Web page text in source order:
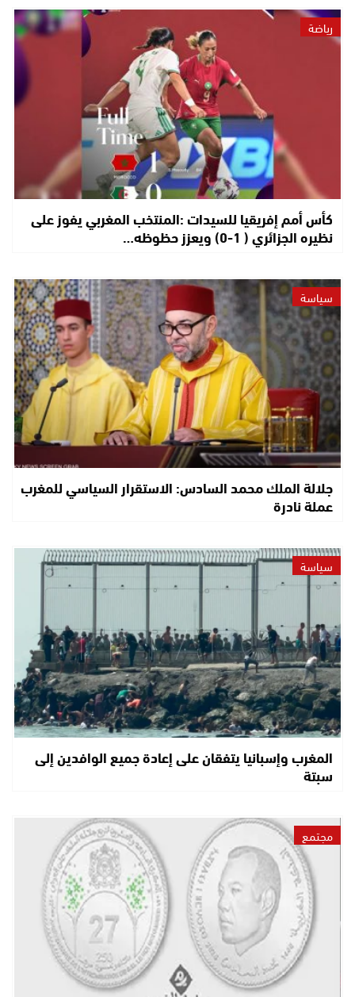
رياضة
كأس أمم إفريقيا للسيدات :المنتخب المغربي يفوز على
نظيره الجزائري ( 1-0) ويعزز حظوظه…
سياسة
جلالة الملك محمد السادس: الاستقرار السياسي للمغرب
عملة نادرة
سياسة
المغرب وإسبانيا يتفقان على إعادة جميع الوافدين إلى
سبتة
مجتمع